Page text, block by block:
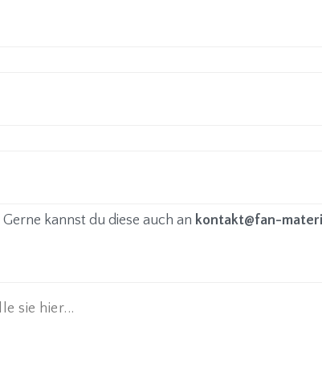
Gerne kannst du diese auch an kontakt@fan-